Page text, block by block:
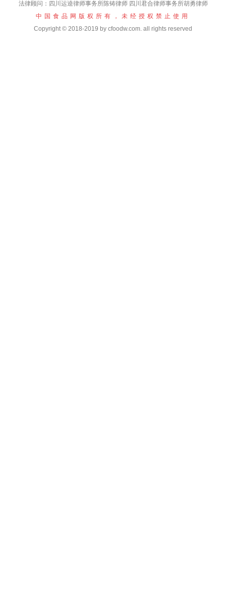
法律顾问：四川运逵律师事务所陈铸律师 四川君合律师事务所胡勇律师
中国食品网版权所有，未经授权禁止使用
Copyright © 2018-2019 by cfoodw.com. all rights reserved